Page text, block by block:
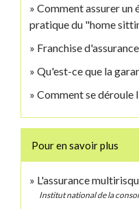
Comment assurer un
pratique du "home
Franchise
Qu'est-ce que la
Comment se déroule
Pour en savoir plus
L'assurance
Institut national de la